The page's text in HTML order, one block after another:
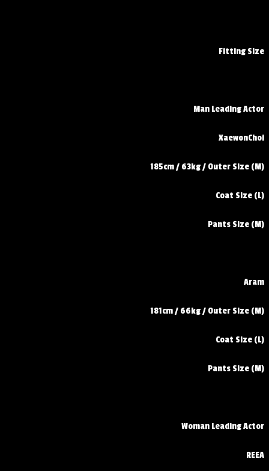
Fitting Size
Man Leading Actor
XaewonChoi
185cm / 63kg / Outer Size (M)
Coat Size (L)
Pants Size (M)
Aram
181cm / 66kg / Outer Size (M)
Coat Size (L)
Pants Size (M)
Woman Leading Actor
REEA